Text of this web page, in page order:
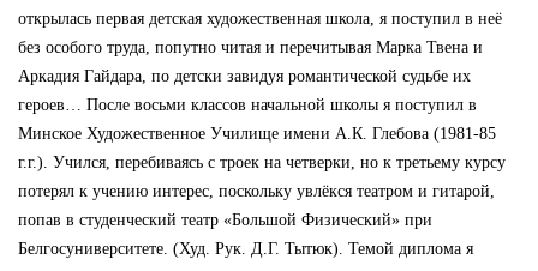
открылась первая детская художественная школа, я поступил в неё
без особого труда, попутно читая и перечитывая Марка Твена и
Аркадия Гайдара, по детски завидуя романтической судьбе их
героев… После восьми классов начальной школы я поступил в
Минское Художественное Училище имени А.К. Глебова (1981-85
г.г.). Учился, перебиваясь с троек на четверки, но к третьему курсу
потерял к учению интерес, поскольку увлёкся театром и гитарой,
попав в студенческий театр «Большой Физический» при
Белгосуниверситете. (Худ. Рук. Д.Г. Тытюк). Темой диплома я